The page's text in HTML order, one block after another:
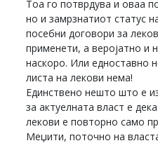
Тоа го потврдува и оваа
но и замрзнатиот статус
посебни договори за
применети, а веројатно и
наскоро. Или едноставно
листа на лекови нема!
Единствено нешто што е
за актуелната власт е
лекови е повторно само
Меџити, поточно на